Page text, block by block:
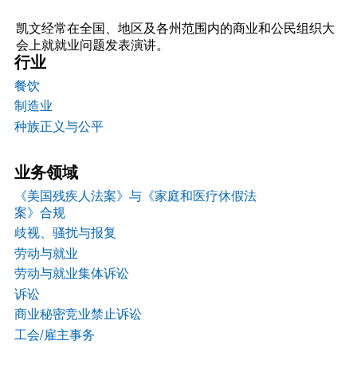
行业
餐饮
制造业
种族正义与公平
业务领域
《美国残疾人法案》与《家庭和医疗休假法
案》合规
歧视、骚扰与报复
劳动与就业
劳动与就业集体诉讼
诉讼
商业秘密竞业禁止诉讼
工会/雇主事务
凯文经常在全国、地区及各州范围内的商业和公民组织大
会上就就业问题发表演讲。